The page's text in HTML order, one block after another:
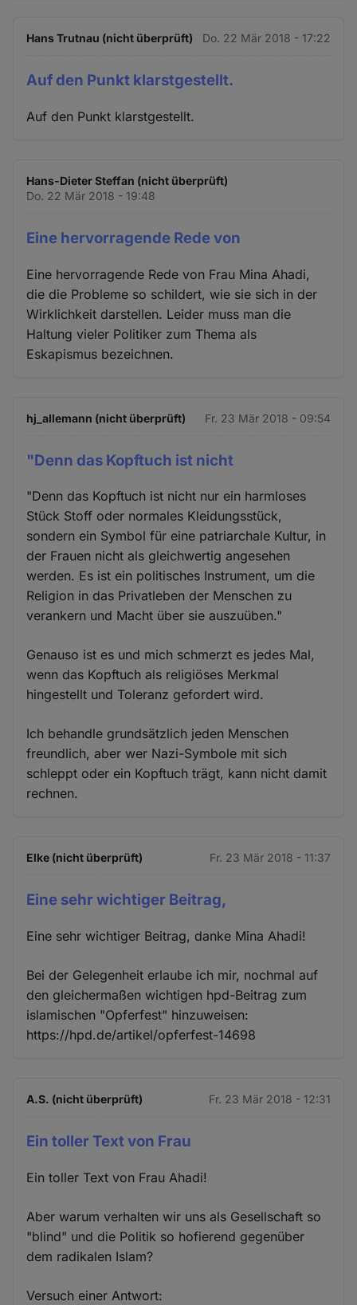
Hans Trutnau (nicht überprüft) Do. 22 Mär 2018 - 17:22
Auf den Punkt klarstgestellt.
Auf den Punkt klarstgestellt.
Hans-Dieter Steffan (nicht überprüft)
Do. 22 Mär 2018 - 19:48
Eine hervorragende Rede von
Eine hervorragende Rede von Frau Mina Ahadi,
die die Probleme so schildert, wie sie sich in der
Wirklichkeit darstellen. Leider muss man die
Haltung vieler Politiker zum Thema als
Eskapismus bezeichnen.
hj_allemann (nicht überprüft) Fr. 23 Mär 2018 - 09:54
"Denn das Kopftuch ist nicht
"Denn das Kopftuch ist nicht nur ein harmloses
Stück Stoff oder normales Kleidungsstück,
sondern ein Symbol für eine patriarchale Kultur, in
der Frauen nicht als gleichwertig angesehen
werden. Es ist ein politisches Instrument, um die
Religion in das Privatleben der Menschen zu
verankern und Macht über sie auszuüben."
Genauso ist es und mich schmerzt es jedes Mal,
wenn das Kopftuch als religiöses Merkmal
hingestellt und Toleranz gefordert wird.
Ich behandle grundsätzlich jeden Menschen
freundlich, aber wer Nazi-Symbole mit sich
schleppt oder ein Kopftuch trägt, kann nicht damit
rechnen.
Elke (nicht überprüft) Fr. 23 Mär 2018 - 11:37
Eine sehr wichtiger Beitrag,
Eine sehr wichtiger Beitrag, danke Mina Ahadi!
Bei der Gelegenheit erlaube ich mir, nochmal auf
den gleichermaßen wichtigen hpd-Beitrag zum
islamischen "Opferfest" hinzuweisen:
https://hpd.de/artikel/opferfest-14698
A.S. (nicht überprüft) Fr. 23 Mär 2018 - 12:31
Ein toller Text von Frau
Ein toller Text von Frau Ahadi!
Aber warum verhalten wir uns als Gesellschaft so
"blind" und die Politik so hofierend gegenüber
dem radikalen Islam?
Versuch einer Antwort: